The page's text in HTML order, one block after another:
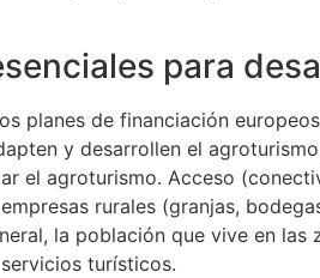
para
planes de financiación
y desarrollen el
el agroturismo. Acceso
rurales (granjas,
la población que vive en
turísticos.